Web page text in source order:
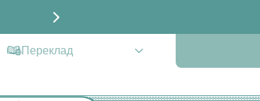
Переклад